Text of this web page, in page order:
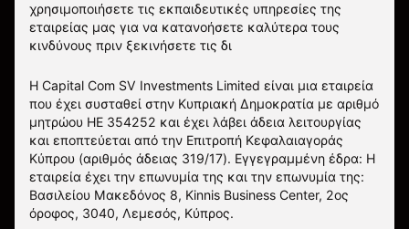
χρησιμοποιήσετε τις εκπαιδευτικές υπηρεσίες της
εταιρείας μας για να κατανοήσετε καλύτερα τους
κινδύνους πριν ξεκινήσετε τις δι
Η Capital Com SV Investments Limited είναι μια εταιρεία
που έχει συσταθεί στην Κυπριακή Δημοκρατία με αριθμό
μητρώου HE 354252 και έχει λάβει άδεια λειτουργίας
και εποπτεύεται από την Επιτροπή Κεφαλαιαγοράς
Κύπρου (αριθμός άδειας 319/17). Εγγεγραμμένη έδρα: Η
εταιρεία έχει την επωνυμία της και την επωνυμία της:
Βασιλείου Μακεδόνος 8, Kinnis Business Center, 2ος
όροφος, 3040, Λεμεσός, Κύπρος.